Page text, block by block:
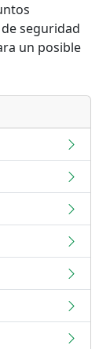
seguridad
un posible